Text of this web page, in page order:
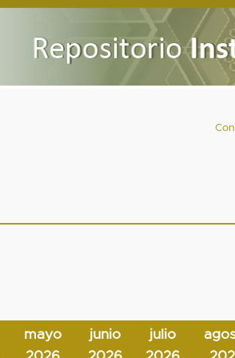
mayo
junio
julio